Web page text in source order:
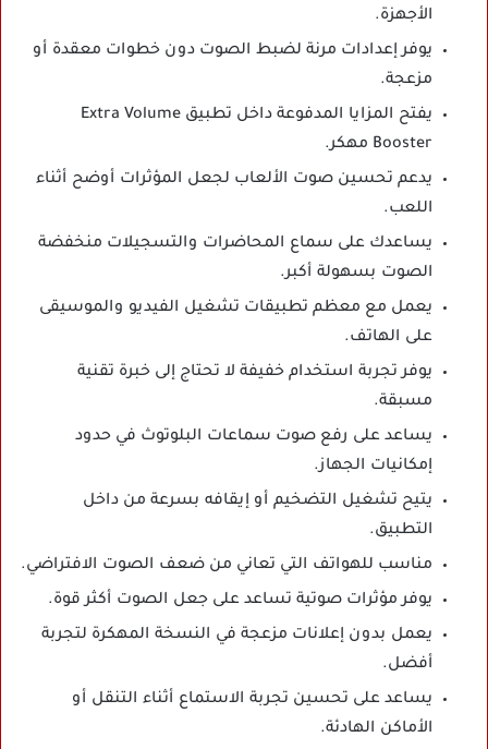
الأجهزة.
يوفر إعدادات مرنة لضبط الصوت دون خطوات معقدة أو
مزعجة.
يفتح المزايا المدفوعة داخل تطبيق Extra Volume
Booster مهكر.
يدعم تحسين صوت الألعاب لجعل المؤثرات أوضح أثناء
اللعب.
يساعدك على سماع المحاضرات والتسجيلات منخفضة
الصوت بسهولة أكبر.
يعمل مع معظم تطبيقات تشغيل الفيديو والموسيقى
على الهاتف.
يوفر تجربة استخدام خفيفة لا تحتاج إلى خبرة تقنية
مسبقة.
يساعد على رفع صوت سماعات البلوتوث في حدود
إمكانيات الجهاز.
يتيح تشغيل التضخيم أو إيقافه بسرعة من داخل
التطبيق.
مناسب للهواتف التي تعاني من ضعف الصوت الافتراضي.
يوفر مؤثرات صوتية تساعد على جعل الصوت أكثر قوة.
يعمل بدون إعلانات مزعجة في النسخة المهكرة لتجربة
أفضل.
يساعد على تحسين تجربة الاستماع أثناء التنقل أو
الأماكن الهادئة.